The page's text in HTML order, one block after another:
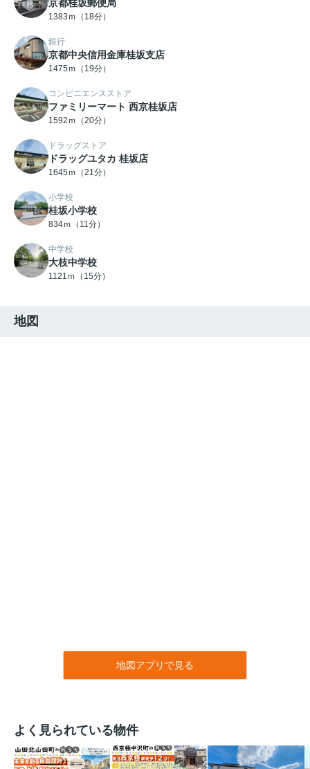
京都桂坂郵便局
1383ｍ（18分）
銀行
京都中央信用金庫桂坂支店
1475ｍ（19分）
コンビニエンスストア
ファミリーマート 西京桂坂店
1592ｍ（20分）
ドラッグストア
ドラッグユタカ 桂坂店
1645ｍ（21分）
小学校
桂坂小学校
834ｍ（11分）
中学校
大枝中学校
1121ｍ（15分）
地図
地図アプリで見る
よく見られている物件